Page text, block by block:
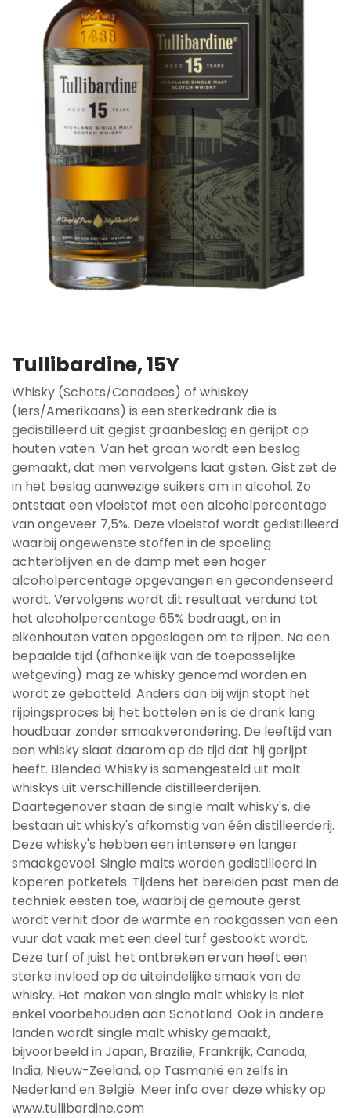
Tullibardine, 15Y
Whisky (Schots/Canadees) of whiskey
(Iers/Amerikaans) is een sterkedrank die is
gedistilleerd uit gegist graanbeslag en gerijpt op
houten vaten. Van het graan wordt een beslag
gemaakt, dat men vervolgens laat gisten. Gist zet de
in het beslag aanwezige suikers om in alcohol. Zo
ontstaat een vloeistof met een alcoholpercentage
van ongeveer 7,5%. Deze vloeistof wordt gedistilleerd
waarbij ongewenste stoffen in de spoeling
achterblijven en de damp met een hoger
alcoholpercentage opgevangen en gecondenseerd
wordt. Vervolgens wordt dit resultaat verdund tot
het alcoholpercentage 65% bedraagt, en in
eikenhouten vaten opgeslagen om te rijpen. Na een
bepaalde tijd (afhankelijk van de toepasselijke
wetgeving) mag ze whisky genoemd worden en
wordt ze gebotteld. Anders dan bij wijn stopt het
rijpingsproces bij het bottelen en is de drank lang
houdbaar zonder smaakverandering. De leeftijd van
een whisky slaat daarom op de tijd dat hij gerijpt
heeft. Blended Whisky is samengesteld uit malt
whiskys uit verschillende distilleerderijen.
Daartegenover staan de single malt whisky's, die
bestaan uit whisky's afkomstig van één distilleerderij.
Deze whisky's hebben een intensere en langer
smaakgevoel. Single malts worden gedistilleerd in
koperen potketels. Tijdens het bereiden past men de
techniek eesten toe, waarbij de gemoute gerst
wordt verhit door de warmte en rookgassen van een
vuur dat vaak met een deel turf gestookt wordt.
Deze turf of juist het ontbreken ervan heeft een
sterke invloed op de uiteindelijke smaak van de
whisky. Het maken van single malt whisky is niet
enkel voorbehouden aan Schotland. Ook in andere
landen wordt single malt whisky gemaakt,
bijvoorbeeld in Japan, Brazilië, Frankrijk, Canada,
India, Nieuw-Zeeland, op Tasmanië en zelfs in
Nederland en België. Meer info over deze whisky op
www.tullibardine.com